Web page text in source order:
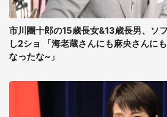
市川團十郎の15歳長女&13歳長男、ソ
し2ショ 「海老蔵さんにも麻央さんに
なったな~」